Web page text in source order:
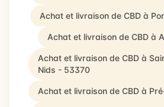
Achat et livraison de CBD à
Achat et livraison de CBD à
Achat et livraison de CBD à
Nids - 53370
Achat et livraison de CBD à